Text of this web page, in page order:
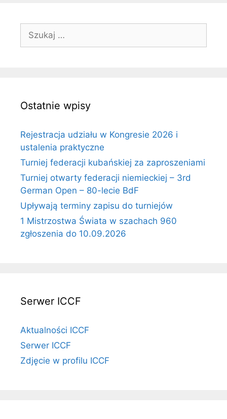
Ostatnie wpisy
Rejestracja udziału w Kongresie 2026 i
ustalenia praktyczne
Turniej federacji kubańskiej za zaproszeniami
Turniej otwarty federacji niemieckiej – 3rd
German Open – 80-lecie BdF
Upływają terminy zapisu do turniejów
1 Mistrzostwa Świata w szachach 960
zgłoszenia do 10.09.2026
Serwer ICCF
Aktualności ICCF
Serwer ICCF
Zdjęcie w profilu ICCF